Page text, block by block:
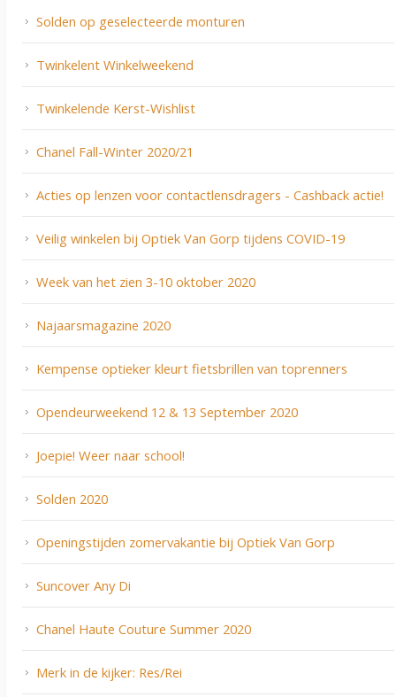
Solden op geselecteerde monturen
Twinkelent Winkelweekend
Twinkelende Kerst-Wishlist
Chanel Fall-Winter 2020/21
Acties op lenzen voor contactlensdragers - Cashback actie!
Veilig winkelen bij Optiek Van Gorp tijdens COVID-19
Week van het zien 3-10 oktober 2020
Najaarsmagazine 2020
Kempense optieker kleurt fietsbrillen van toprenners
Opendeurweekend 12 & 13 September 2020
Joepie! Weer naar school!
Solden 2020
Openingstijden zomervakantie bij Optiek Van Gorp
Suncover Any Di
Chanel Haute Couture Summer 2020
Merk in de kijker: Res/Rei